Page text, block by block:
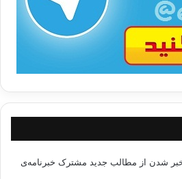
شدن از مطالب جدید مشترک خبرنامه‌ی